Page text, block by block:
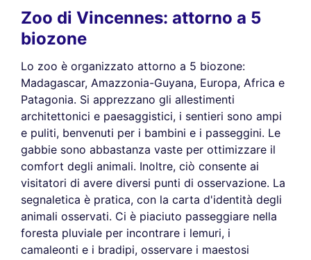
Zoo di Vincennes: attorno a 5
biozone
Lo zoo è organizzato attorno a 5 biozone:
Madagascar, Amazzonia-Guyana, Europa, Africa e
Patagonia. Si apprezzano gli allestimenti
architettonici e paesaggistici, i sentieri sono ampi
e puliti, benvenuti per i bambini e i passeggini. Le
gabbie sono abbastanza vaste per ottimizzare il
comfort degli animali. Inoltre, ciò consente ai
visitatori di avere diversi punti di osservazione. La
segnaletica è pratica, con la carta d'identità degli
animali osservati. Ci è piaciuto passeggiare nella
foresta pluviale per incontrare i lemuri, i
camaleonti e i bradipi, osservare i maestosi